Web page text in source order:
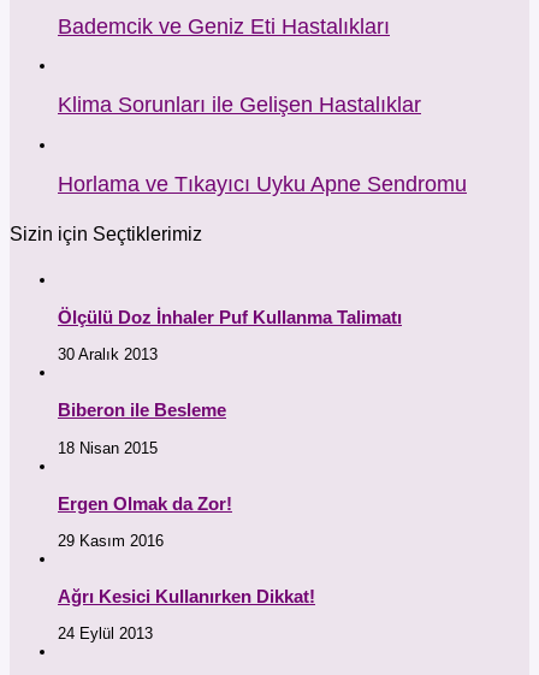
Bademcik ve Geniz Eti Hastalıkları
Klima Sorunları ile Gelişen Hastalıklar
Horlama ve Tıkayıcı Uyku Apne Sendromu
Sizin için Seçtiklerimiz
Ölçülü Doz İnhaler Puf Kullanma Talimatı
30 Aralık 2013
Biberon ile Besleme
18 Nisan 2015
Ergen Olmak da Zor!
29 Kasım 2016
Ağrı Kesici Kullanırken Dikkat!
24 Eylül 2013